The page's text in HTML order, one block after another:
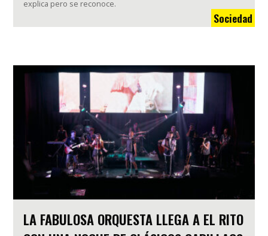
explica pero se reconoce.
Sociedad
LA FABULOSA ORQUESTA LLEGA A EL RITO